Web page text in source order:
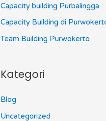
Capacity building Purbalingga
Capacity Building di
Team Building Purwokerto
Kategori
Blog
Uncategorized